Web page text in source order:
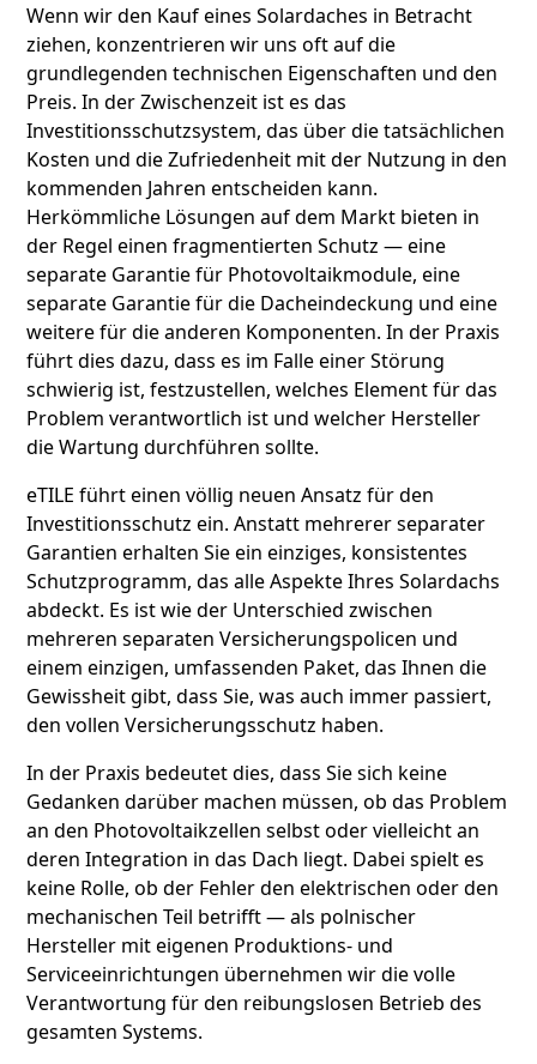
Wenn wir den Kauf eines Solardaches in Betracht
ziehen, konzentrieren wir uns oft auf die
grundlegenden technischen Eigenschaften und den
Preis. In der Zwischenzeit ist es das
Investitionsschutzsystem, das über die tatsächlichen
Kosten und die Zufriedenheit mit der Nutzung in den
kommenden Jahren entscheiden kann.
Herkömmliche Lösungen auf dem Markt bieten in
der Regel einen fragmentierten Schutz — eine
separate Garantie für Photovoltaikmodule, eine
separate Garantie für die Dacheindeckung und eine
weitere für die anderen Komponenten. In der Praxis
führt dies dazu, dass es im Falle einer Störung
schwierig ist, festzustellen, welches Element für das
Problem verantwortlich ist und welcher Hersteller
die Wartung durchführen sollte.
eTILE führt einen völlig neuen Ansatz für den
Investitionsschutz ein. Anstatt mehrerer separater
Garantien erhalten Sie ein einziges, konsistentes
Schutzprogramm, das alle Aspekte Ihres Solardachs
abdeckt. Es ist wie der Unterschied zwischen
mehreren separaten Versicherungspolicen und
einem einzigen, umfassenden Paket, das Ihnen die
Gewissheit gibt, dass Sie, was auch immer passiert,
den vollen Versicherungsschutz haben.
In der Praxis bedeutet dies, dass Sie sich keine
Gedanken darüber machen müssen, ob das Problem
an den Photovoltaikzellen selbst oder vielleicht an
deren Integration in das Dach liegt. Dabei spielt es
keine Rolle, ob der Fehler den elektrischen oder den
mechanischen Teil betrifft — als polnischer
Hersteller mit eigenen Produktions- und
Serviceeinrichtungen übernehmen wir die volle
Verantwortung für den reibungslosen Betrieb des
gesamten Systems.